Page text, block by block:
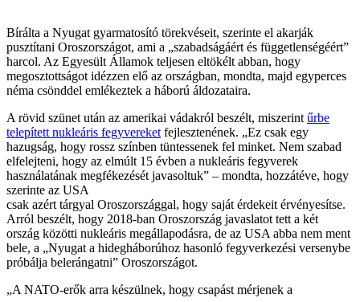
Bírálta a Nyugat gyarmatosító törekvéseit, szerinte el akarják
pusztítani Oroszországot, ami a „szabadságáért és függetlenségéért”
harcol. Az Egyesült Államok teljesen eltökélt abban, hogy
megosztottságot idézzen elő az országban, mondta, majd egyperces
néma csönddel emlékeztek a háború áldozataira.
A rövid szünet után az amerikai vádakról beszélt, miszerint űrbe
telepített nukleáris fegyvereket fejlesztenének. „Ez csak egy
hazugság, hogy rossz színben tüntessenek fel minket. Nem szabad
elfelejteni, hogy az elmúlt 15 évben a nukleáris fegyverek
használatának megfékezését javasoltuk” – mondta, hozzátéve, hogy
szerinte az USA
csak azért tárgyal Oroszországgal, hogy saját érdekeit érvényesítse.
Arról beszélt, hogy 2018-ban Oroszország javaslatot tett a két
ország közötti nukleáris megállapodásra, de az USA abba nem ment
bele, a „Nyugat a hidegháborúhoz hasonló fegyverkezési versenybe
próbálja belerángatni” Oroszországot.
„A NATO-erők arra készülnek, hogy csapást mérjenek a